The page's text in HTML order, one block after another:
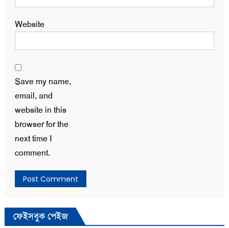
Website
Save my name,
email, and
website in this
browser for the
next time I
comment.
ফেইসবুক পেইজ